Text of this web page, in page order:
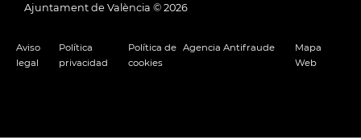
Ajuntament de València © 2026
Aviso
legal
Política
privacidad
Política de
cookies
Agencia Antifraude
Mapa
Web